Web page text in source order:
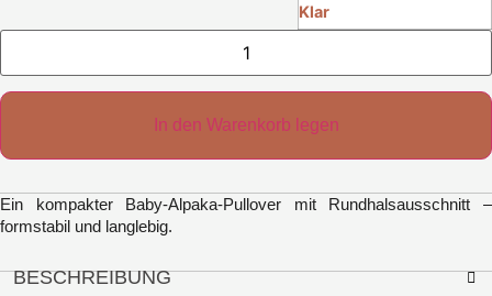
Klar
Nora
Menge
In den Warenkorb legen
Ein kompakter Baby-Alpaka-Pullover mit Rundhalsausschnitt –
formstabil und langlebig.
BESCHREIBUNG